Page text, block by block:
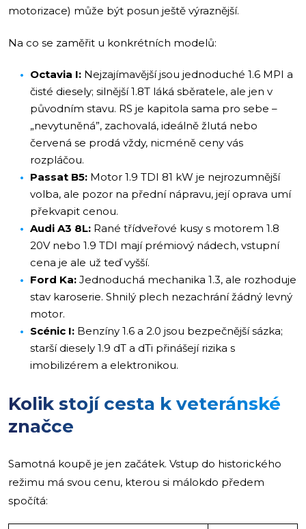
motorizace) může být posun ještě výraznější.
Na co se zaměřit u konkrétních modelů:
Octavia I: Nejzajímavější jsou jednoduché 1.6 MPI a
čisté diesely; silnější 1.8T láká sběratele, ale jen v
původním stavu. RS je kapitola sama pro sebe –
„nevytuněná”, zachovalá, ideálně žlutá nebo
červená se prodá vždy, nicméně ceny vás
rozpláčou.
Passat B5: Motor 1.9 TDI 81 kW je nejrozumnější
volba, ale pozor na přední nápravu, její oprava umí
překvapit cenou.
Audi A3 8L: Rané třídveřové kusy s motorem 1.8
20V nebo 1.9 TDI mají prémiový nádech, vstupní
cena je ale už teď vyšší.
Ford Ka: Jednoduchá mechanika 1.3, ale rozhoduje
stav karoserie. Shnilý plech nezachrání žádný levný
motor.
Scénic I: Benzíny 1.6 a 2.0 jsou bezpečnější sázka;
starší diesely 1.9 dT a dTi přinášejí rizika s
imobilizérem a elektronikou.
Kolik stojí cesta k veteránské
značce
Samotná koupě je jen začátek. Vstup do historického
režimu má svou cenu, kterou si málokdo předem
spočítá: